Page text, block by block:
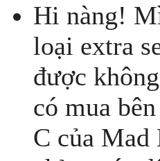
Hi nàng!
loại extra
được
có mua
C của Mad